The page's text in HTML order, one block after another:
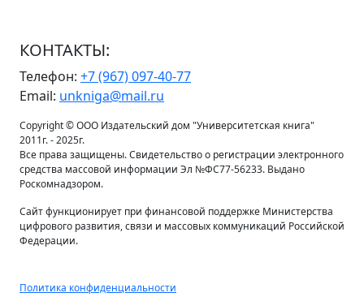
КОНТАКТЫ:
Телефон: +7 (967) 097-40-77
Email: unkniga@mail.ru
Copyright © ООО Издательский дом "Университетская книга"
2011г. - 2025г.
Все права защищены. Свидетельство о регистрации электронного
средства массовой информации Эл №ФС77-56233. Выдано
Роскомнадзором.
Сайт функционирует при финансовой поддержке Министерства
цифрового развития, связи и массовых коммуникаций Российской
Федерации.
Политика конфиденциальности